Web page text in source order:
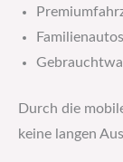
Familienautos
Durch die
keine langen